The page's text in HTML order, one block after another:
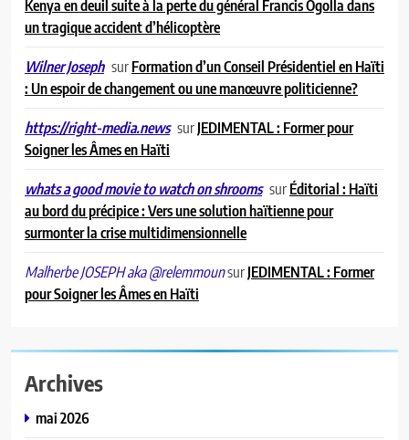
Kenya en deuil suite à la perte du général Francis Ogolla dans
un tragique accident d’hélicoptère
Wilner Joseph surFormation d’un Conseil Présidentiel en Haïti
: Un espoir de changement ou une manœuvre politicienne?
https://right-media.news surJEDIMENTAL : Former pour
Soigner les Âmes en Haïti
whats a good movie to watch on shrooms surÉditorial : Haïti
au bord du précipice : Vers une solution haïtienne pour
surmonter la crise multidimensionnelle
Malherbe JOSEPH aka @relemmounsurJEDIMENTAL : Former
pour Soigner les Âmes en Haïti
Archives
mai 2026